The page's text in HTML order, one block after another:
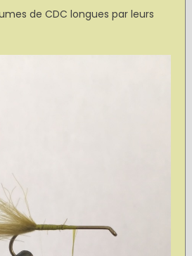
de CDC longues par leurs